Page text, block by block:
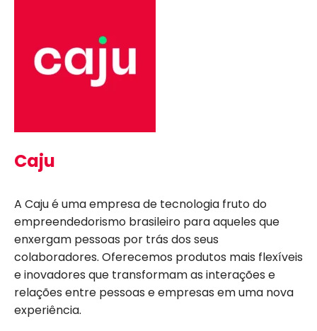
Caju
A Caju é uma empresa de tecnologia fruto do
empreendedorismo brasileiro para aqueles que
enxergam pessoas por trás dos seus
colaboradores. Oferecemos produtos mais flexíveis
e inovadores que transformam as interações e
relações entre pessoas e empresas em uma nova
experiência.